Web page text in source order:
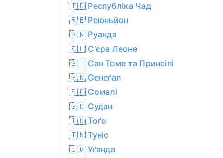
🇹🇩 Республіка Чад
🇷🇪 Реюньйон
🇷🇼 Руанда
🇸🇱 С'єра Леоне
🇸🇹 Сан Томе та Принсіпі
🇸🇳 Сенеґал
🇸🇴 Сомалі
🇸🇩 Судан
🇹🇬 Тоґо
🇹🇳 Туніс
🇺🇬 Уґанда